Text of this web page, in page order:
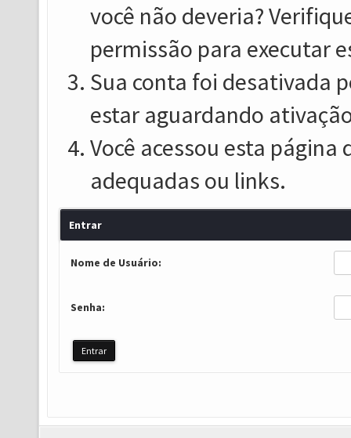
você não deveria?
permissão para executar
Sua conta foi desativada
estar aguardando
Você acessou esta
adequadas ou links.
Entrar
Nome de Usuário:
Senha: